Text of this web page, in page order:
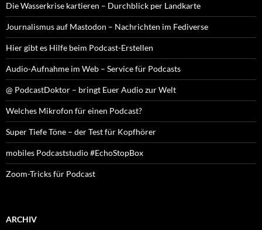
Die Wasserkrise kartieren – Durchblick per Landkarte
Journalismus auf Mastodon – Nachrichten im Fediverse
Hier gibt es Hilfe beim Podcast-Erstellen
Audio-Aufnahme im Web – Service für Podcasts
@ PodcastDoktor – bringt Euer Audio zur Welt
Welches Mikrofon für einen Podcast?
Super Tiefe Töne – der Test für Kopfhörer
mobiles Podcaststudio #EchoStopBox
Zoom-Tricks für Podcast
ARCHIV